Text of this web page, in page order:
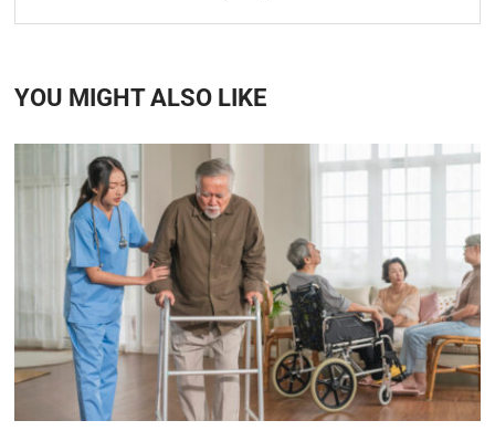
YOU MIGHT ALSO LIKE